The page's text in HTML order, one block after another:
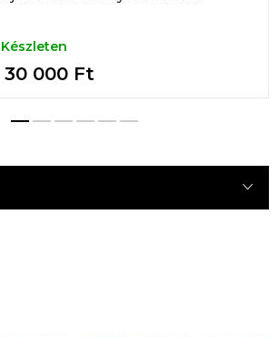
Készleten
30 000 Ft